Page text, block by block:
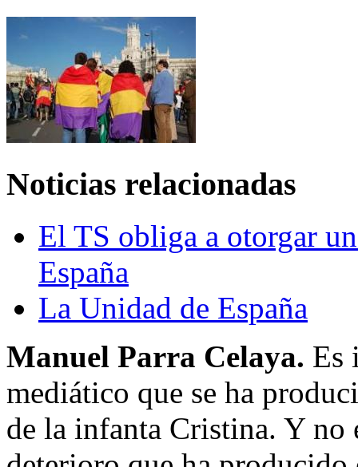
Noticias relacionadas
El TS obliga a otorgar
España
La Unidad de España
Manuel Parra Celaya. Es
mediático que se ha
de la infanta Cristina. Y